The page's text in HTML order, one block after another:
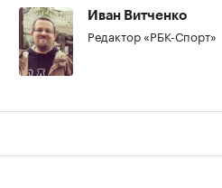
Иван Витченко
Редактор «РБК-Спорт»